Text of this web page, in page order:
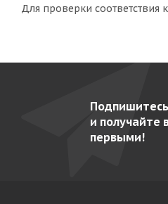
Для проверки
и
первыми!